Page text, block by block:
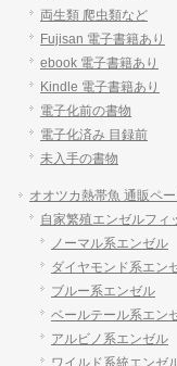
両生類 爬虫類など
Fujisan 電子書籍あり
ebook 電子書籍あり
Kindle 電子書籍あり
電子化前の書物
電子化済み 目録前
未入手の書物
オオツカ熱帯魚 通販ペ
自家繁殖エンゼルフィ
ノーマル系エンゼル
ダイヤモンド系エン
ブルー系エンゼル
ベールテール系エン
アルビノ系エンゼル
ワイルド系統エンゼ